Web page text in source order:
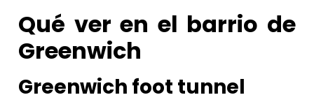
Qué ver en el barrio de
Greenwich
Greenwich foot tunnel